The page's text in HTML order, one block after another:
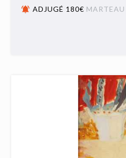
ADJUGÉ 180€ MARTEAU